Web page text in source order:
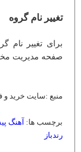
تغییر نام گروه
برای تغییر نام
صفحه مدیریت
منبع :‌سایت خرید و
برچسب ها: آهنگ
رندباز